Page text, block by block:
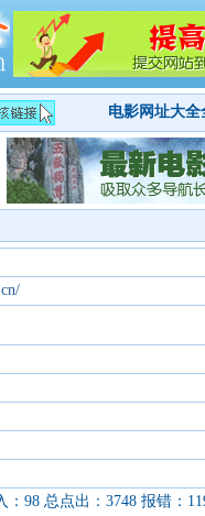
电影网址大
：98 总点出：3748 报错：